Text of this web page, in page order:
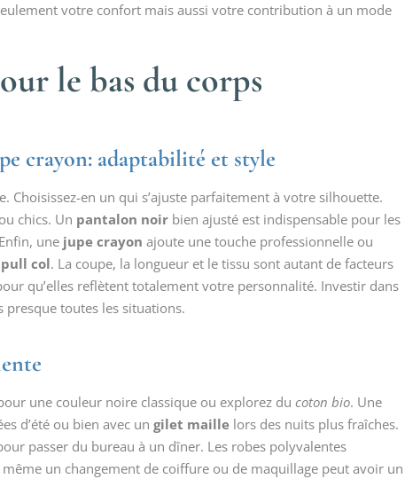
votre confort mais aussi votre contribution à un mode
le bas du corps
crayon: adaptabilité et style
Choisissez-en un qui s’ajuste parfaitement à votre silhouette.
chics. Un pantalon noir bien ajusté est indispensable pour les
une jupe crayon ajoute une touche professionnelle ou
pull col. La coupe, la longueur et le tissu sont autant de facteurs
qu’elles reflètent totalement votre personnalité. Investir dans
presque toutes les situations.
une couleur noire classique ou explorez du coton bio. Une
d’été ou bien avec un gilet maille lors des nuits plus fraîches.
passer du bureau à un dîner. Les robes polyvalentes
un changement de coiffure ou de maquillage peut avoir un